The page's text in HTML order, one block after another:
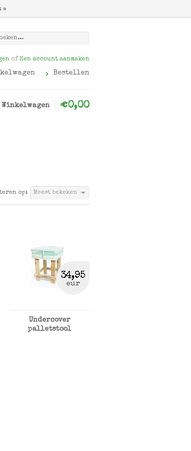
of Een account aanmaken
Bestellen
Winkelwagen €0,00
op: Meest bekeken
34,95
eur
Undercover
palletstool
»